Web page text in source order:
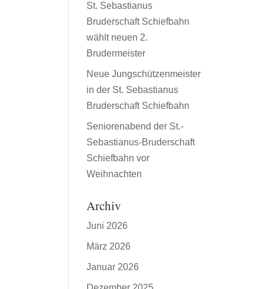
St. Sebastianus
Bruderschaft Schiefbahn
wählt neuen 2.
Brudermeister
Neue Jungschützenmeister
in der St. Sebastianus
Bruderschaft Schiefbahn
Seniorenabend der St.-
Sebastianus-Bruderschaft
Schiefbahn vor
Weihnachten
Archiv
Juni 2026
März 2026
Januar 2026